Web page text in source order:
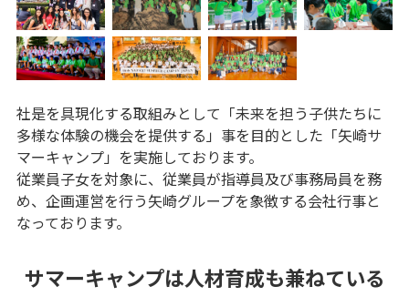
社是を具現化する取組みとして​「未来を担う子供たちに
多様な体験の機会を提供する」事を目的とした「矢崎サ
マーキャンプ」を実施しております。
従業員子女を対象に、従業員が指導員及び事務局員を務
め、​企画運営を行う矢崎グループを象徴する会社行事と
なっております。​
サマーキャンプは人材育成も兼ねている